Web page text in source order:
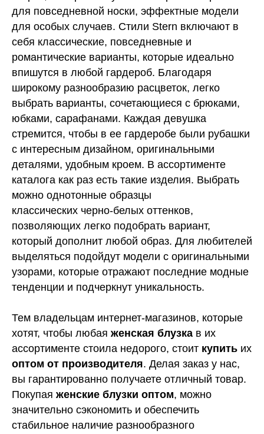
для повседневной носки, эффектные модели
для особых случаев. Стили Stern включают в
себя классические, повседневные и
романтические варианты, которые идеально
впишутся в любой гардероб. Благодаря
широкому разнообразию расцветок, легко
выбрать варианты, сочетающиеся с брюками,
юбками, сарафанами. Каждая девушка
стремится, чтобы в ее гардеробе были рубашки
с интересным дизайном, оригинальными
деталями, удобным кроем. В ассортименте
каталога как раз есть такие изделия. Выбрать
можно однотонные образцы
классических черно-белых оттенков,
позволяющих легко подобрать вариант,
который дополнит любой образ. Для любителей
выделяться подойдут модели с оригинальными
узорами, которые отражают последние модные
тенденции и подчеркнут уникальность.
Тем владельцам интернет-магазинов, которые
хотят, чтобы любая женская блузка в их
ассортименте стоила недорого, стоит купить их
оптом от производителя. Делая заказ у нас,
вы гарантированно получаете отличный товар.
Покупая женские блузки оптом, можно
значительно сэкономить и обеспечить
стабильное наличие разнообразного